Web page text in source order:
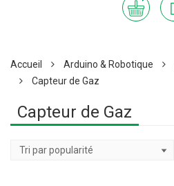
Accueil Arduino & Robotique
Capteur de Gaz
Capteur de Gaz